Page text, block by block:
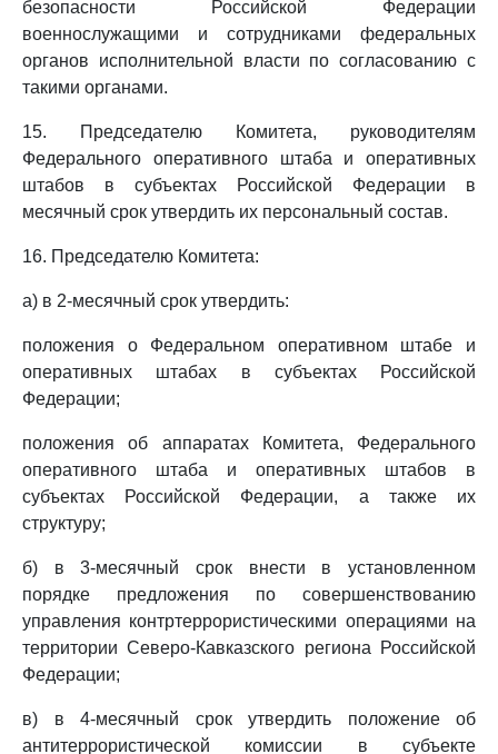
безопасности Российской Федерации
военнослужащими и сотрудниками федеральных
органов исполнительной власти по согласованию с
такими органами.
15. Председателю Комитета, руководителям
Федерального оперативного штаба и оперативных
штабов в субъектах Российской Федерации в
месячный срок утвердить их персональный состав.
16. Председателю Комитета:
а) в 2-месячный срок утвердить:
положения о Федеральном оперативном штабе и
оперативных штабах в субъектах Российской
Федерации;
положения об аппаратах Комитета, Федерального
оперативного штаба и оперативных штабов в
субъектах Российской Федерации, а также их
структуру;
б) в 3-месячный срок внести в установленном
порядке предложения по совершенствованию
управления контртеррористическими операциями на
территории Северо-Кавказского региона Российской
Федерации;
в) в 4-месячный срок утвердить положение об
антитеррористической комиссии в субъекте